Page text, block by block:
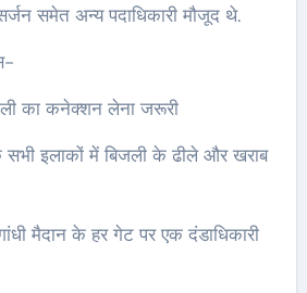
समेत अन्य पदाधिकारी मौजूद थे.
का कनेक्शन लेना जरूरी
इलाकों में बिजली के ढीले और खराब
मैदान के हर गेट पर एक दंडाधिकारी